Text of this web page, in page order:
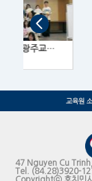
(26.7.14.~16.) 광주교육대학교 한국문화 체험 프로그램
교육원
47 Nguyen Cu
Tel. (84.28)3920-